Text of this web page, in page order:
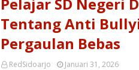
Tentang Anti
Pergaulan Bebas
RedSidoarjo Januari 31, 2026